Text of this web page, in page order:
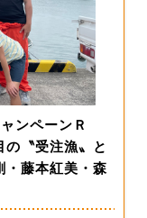
ンペーンＲ
の〝受注漁〟と
藤本紅美・森